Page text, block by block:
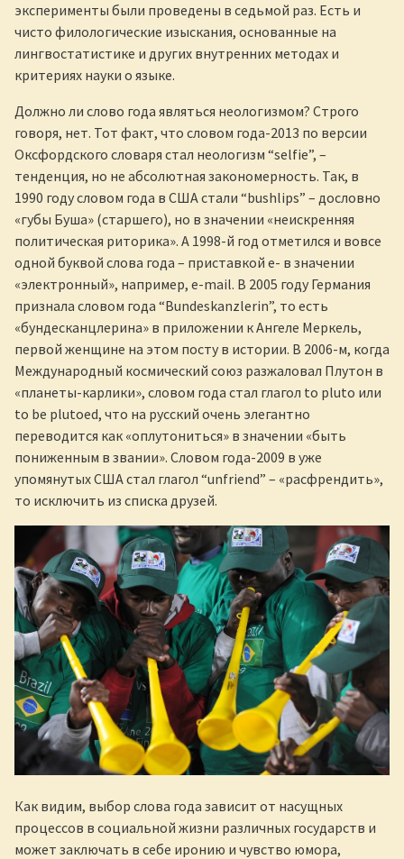
эксперименты были проведены в седьмой раз. Есть и
чисто филологические изыскания, основанные на
лингвостатистике и других внутренних методах и
критериях науки о языке.
Должно ли слово года являться неологизмом? Строго
говоря, нет. Тот факт, что словом года-2013 по версии
Оксфордского словаря стал неологизм “selfie”, –
тенденция, но не абсолютная закономерность. Так, в
1990 году словом года в США стали “bushlips” – дословно
«губы Буша» (старшего), но в значении «неискренняя
политическая риторика». А 1998-й год отметился и вовсе
одной буквой слова года – приставкой e- в значении
«электронный», например, e-mail. В 2005 году Германия
признала словом года “Bundeskanzlerin”, то есть
«бундесканцлерина» в приложении к Ангеле Меркель,
первой женщине на этом посту в истории. В 2006-м, когда
Международный космический союз разжаловал Плутон в
«планеты-карлики», словом года стал глагол to pluto или
to be plutoed, что на русский очень элегантно
переводится как «оплутониться» в значении «быть
пониженным в звании». Словом года-2009 в уже
упомянутых США стал глагол “unfriend” – «расфрендить»,
то исключить из списка друзей.
Как видим, выбор слова года зависит от насущных
процессов в социальной жизни различных государств и
может заключать в себе иронию и чувство юмора,